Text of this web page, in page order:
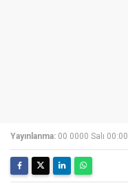
Yayınlanma: 00 0000 Salı 00:00